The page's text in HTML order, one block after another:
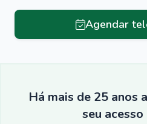
Agendar
Há mais de 25 anos
seu acesso